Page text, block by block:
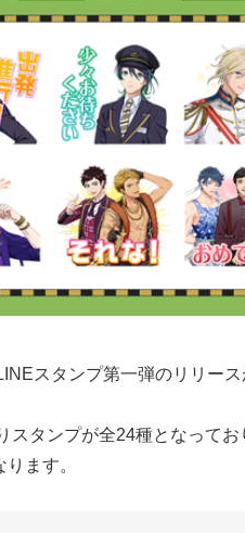
スタンプ第一弾のリリース
スタンプが全24種となって
ます。